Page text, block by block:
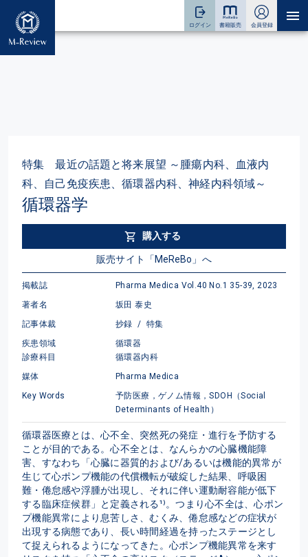
特集 最近の話題と将来展望 ～腫瘍内科、血液内
科、自己免疫疾患、循環器内科、神経内科領域～
循環器学
購入する
販売サイト「MeReBo」へ
掲載誌
Pharma Medica Vol.40 No.1 35-39, 2023
著者名
坂田 泰史
記事体裁
抄録 / 特集
疾患領域
循環器
診療科目
循環器内科
媒体
Pharma Medica
Key Words
予防医療，ゲノム情報，SDOH（Social
Determinants of Health）
循環器医療とは、心不全、突然死の発症・進行を予防する
ことが目的である。心不全とは、なんらかの心臓機能障
害、すなわち「心臓に器質的および/あるいは機能的異常が
生じて心ポンプ機能の代償機転が破綻した結果、呼吸困
難・倦怠感や浮腫が出現し、それに伴い運動耐容能が低下
する臨床症候群」と定義される¹⁾。つまり心不全は、心ポン
プ機能異常により息苦しさ、むくみ、倦怠感などの症状が
出現する病態であり、長い時間経過を持ったステージとし
て捉えられるようになってきた。心ポンプ機能異常を来す